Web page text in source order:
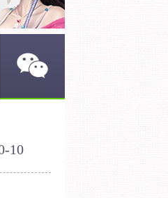
10